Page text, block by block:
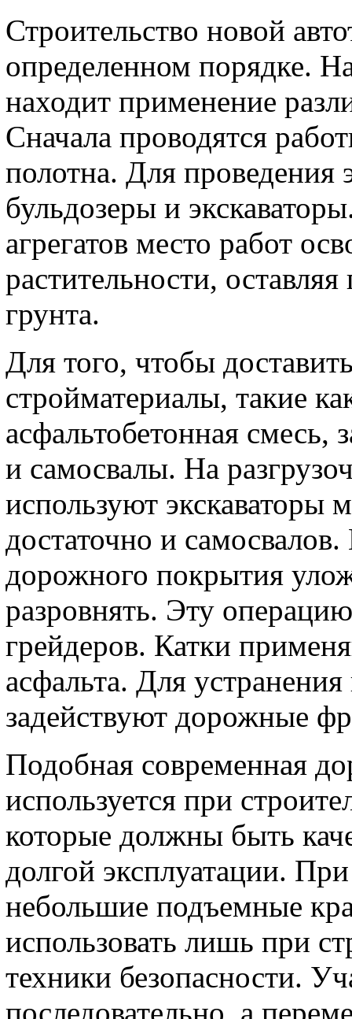
Строительство новой
определенном порядке.
находит применение
Сначала проводятся
полотна. Для проведения
бульдозеры и
агрегатов место работ
растительности,
грунта.
Для того, чтобы
стройматериалы, такие
асфальтобетонная
и самосвалы. На
используют экскаваторы
достаточно и
дорожного покрытия
разровнять. Эту
грейдеров. Катки
асфальта. Для
задействуют дорожные
Подобная современная
используется при
которые должны быть
долгой эксплуатации.
небольшие подъемные
использовать лишь при
техники безопасности.
последовательно, а